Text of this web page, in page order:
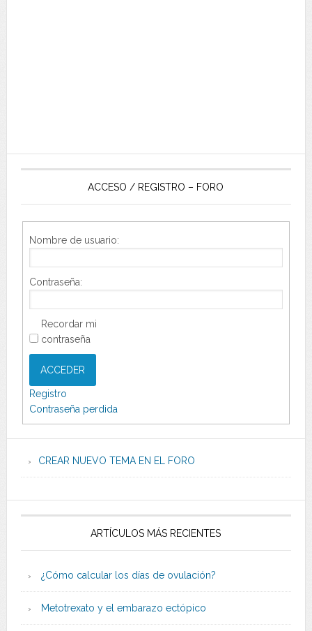
ACCESO / REGISTRO – FORO
Nombre de usuario:
Contraseña:
Recordar mi
contraseña
ACCEDER
Registro
Contraseña perdida
CREAR NUEVO TEMA EN EL FORO
ARTÍCULOS MÁS RECIENTES
¿Cómo calcular los días de ovulación?
Metotrexato y el embarazo ectópico